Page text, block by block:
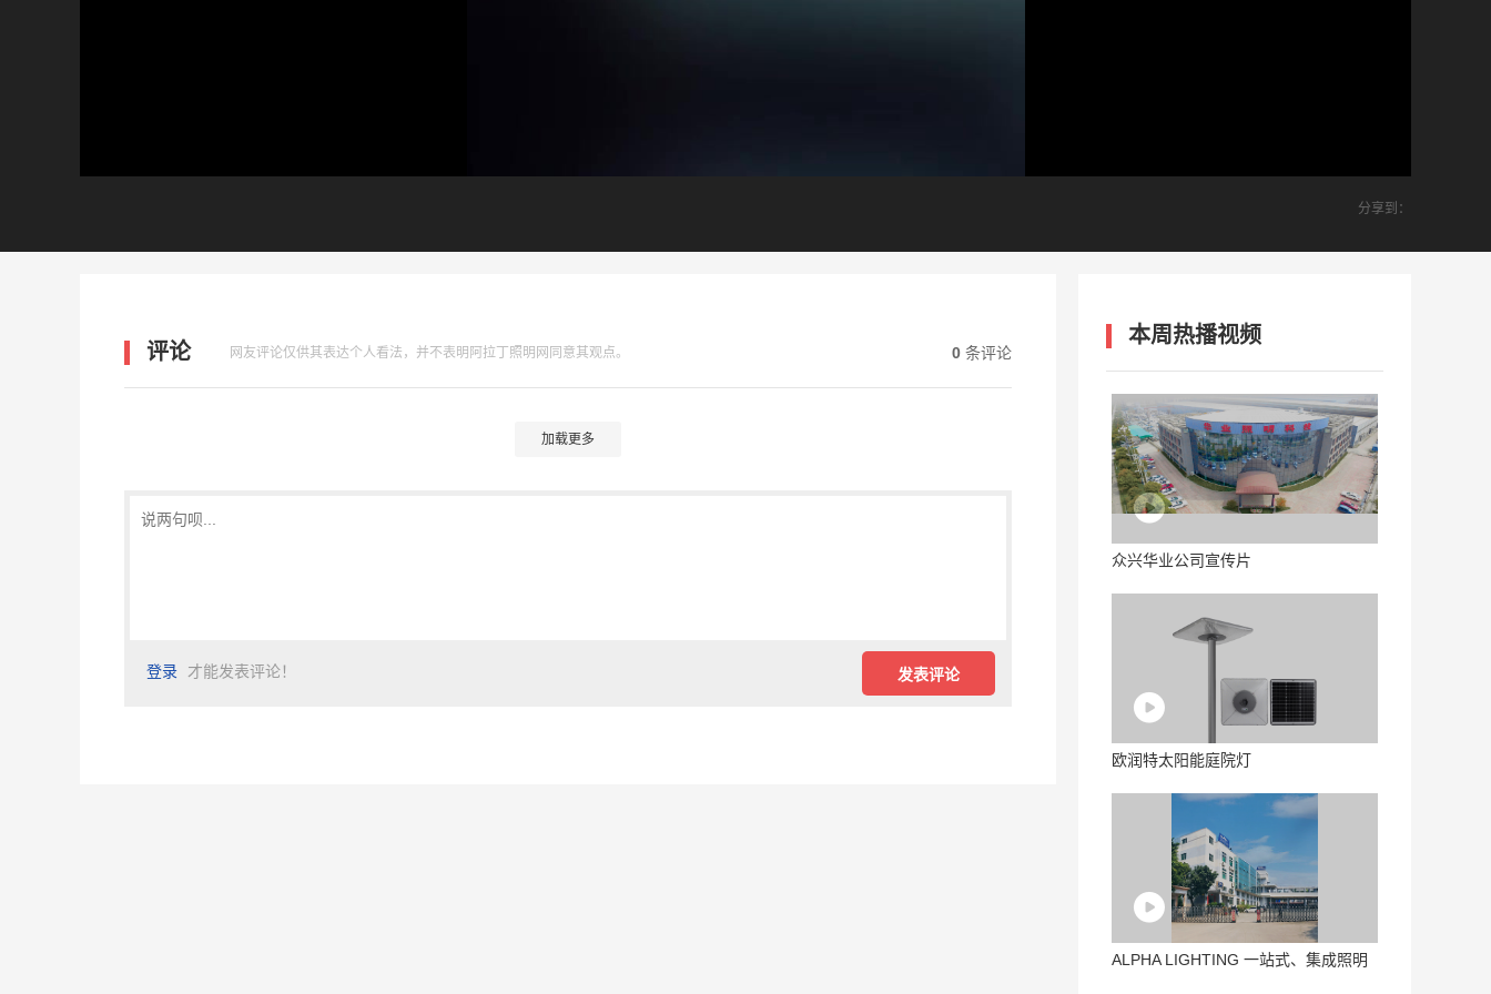
分享到：
本周热播视频
众兴华业公司宣传片
欧润特太阳能庭院灯
ALPHA LIGHTING 一站式、集成照明
评论 网友评论仅供其表达个人看法，并不表明阿拉丁照明网同意其观点。 0 条评论
加载更多
登录 才能发表评论！